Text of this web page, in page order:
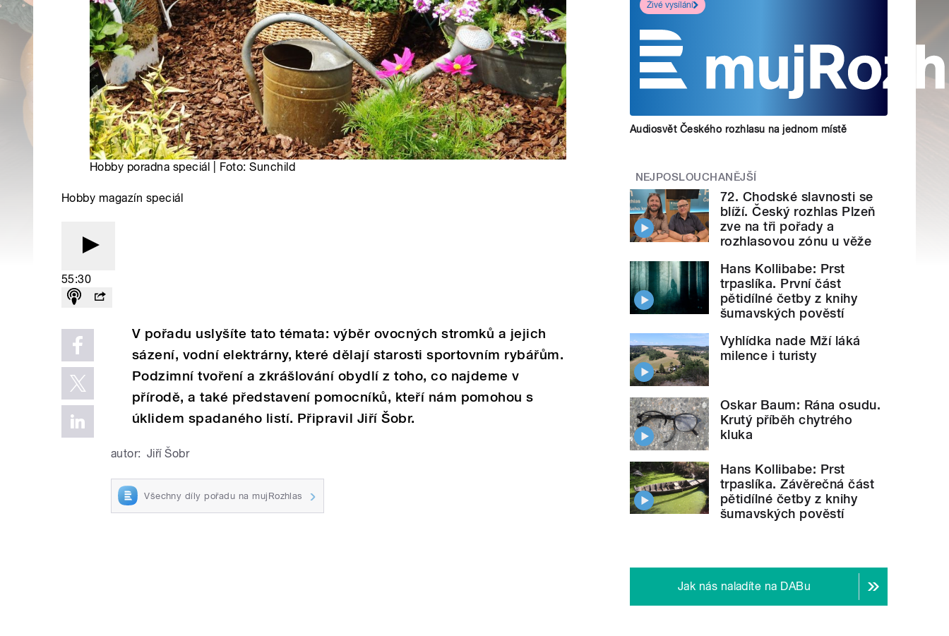
Hobby poradna speciál | Foto: Sunchild
Hobby magazín speciál
55:30
V pořadu uslyšíte tato témata: výběr ovocných stromků a jejich
sázení, vodní elektrárny, které dělají starosti sportovním rybářům.
Podzimní tvoření a zkrášlování obydlí z toho, co najdeme v
přírodě, a také představení pomocníků, kteří nám pomohou s
úklidem spadaného listí. Připravil Jiří Šobr.
autor: Jiří Šobr
Všechny díly pořadu na mujRozhlas
Živé vysílání
Audiosvět Českého rozhlasu na jednom místě
NEJPOSLOUCHANĚJŠÍ
72. Chodské slavnosti se
blíží. Český rozhlas Plzeň
zve na tři pořady a
rozhlasovou zónu u věže
Hans Kollibabe: Prst
trpaslíka. První část
pětidílné četby z knihy
šumavských pověstí
Vyhlídka nade Mží láká
milence i turisty
Oskar Baum: Rána osudu.
Krutý příběh chytrého
kluka
Hans Kollibabe: Prst
trpaslíka. Závěrečná část
pětidílné četby z knihy
šumavských pověstí
Jak nás naladíte na DABu